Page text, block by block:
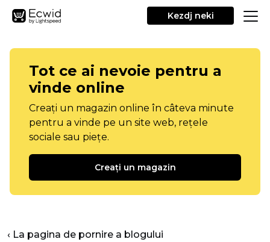
Kezdj neki
Tot ce ai nevoie pentru a
vinde online
Creați un magazin online în câteva minute
pentru a vinde pe un site web, rețele
sociale sau piețe.
Creați un magazin
‹ La pagina de pornire a blogului